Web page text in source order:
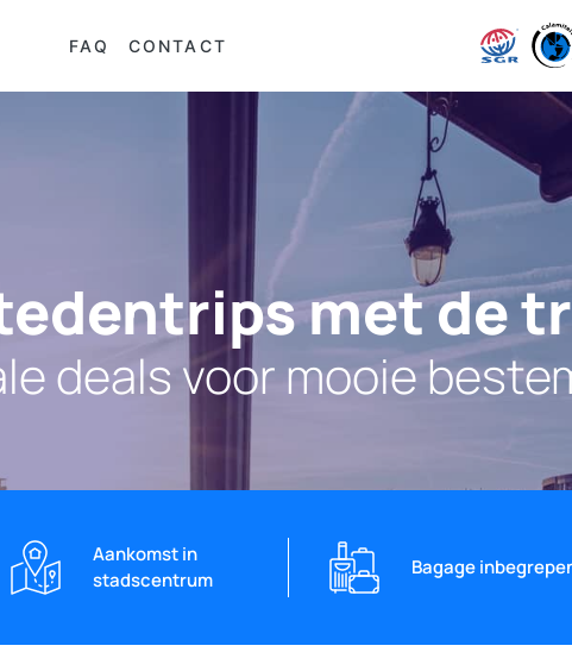
FAQ CONTACT
met de
deals voor mooie
Aankomst in
stadscentrum
Bagage